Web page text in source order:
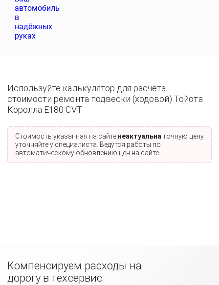
Используйте калькулятор для расчёта
стоимости ремонта подвески (ходовой) Тойота
Королла E180 CVT
Стоимость указанная на сайте неактуальна точную цену
уточняйте у специалиста. Ведутся работы по
автоматическому обновлению цен на сайте.
Компенсируем расходы на
дорогу в техсервис